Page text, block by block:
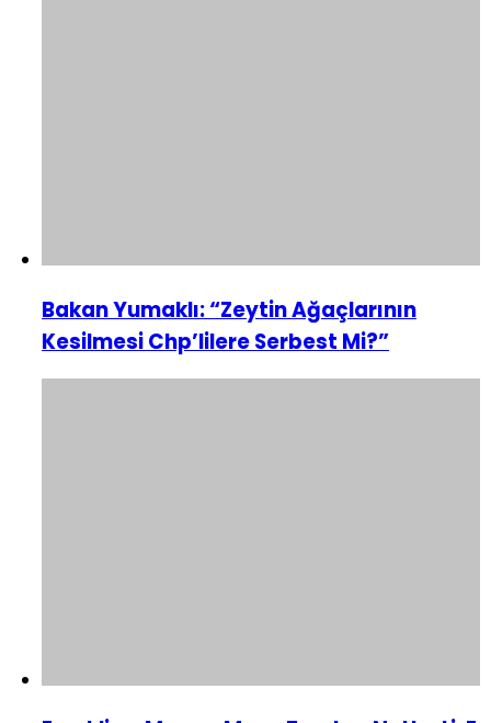
Bakan Yumaklı: “Zeytin Ağaçlarının
Kesilmesi Chp’lilere Serbest Mi?”